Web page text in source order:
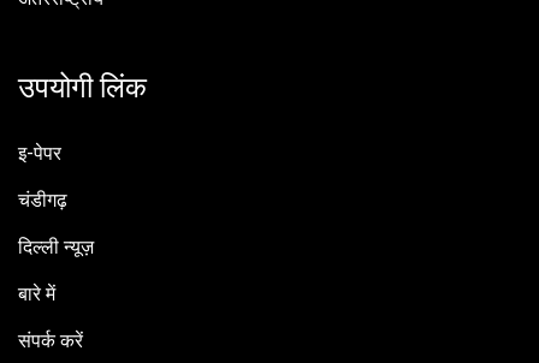
उपयोगी लिंक
इ-पेपर
चंडीगढ़
दिल्ली न्यूज़
बारे में
संपर्क करें